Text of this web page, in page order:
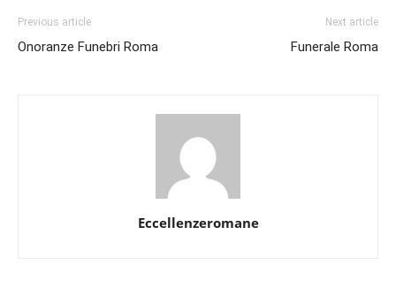
Previous article
Onoranze Funebri Roma
Next article
Funerale Roma
Eccellenzeromane